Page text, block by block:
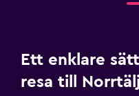
Ett enklare
resa till